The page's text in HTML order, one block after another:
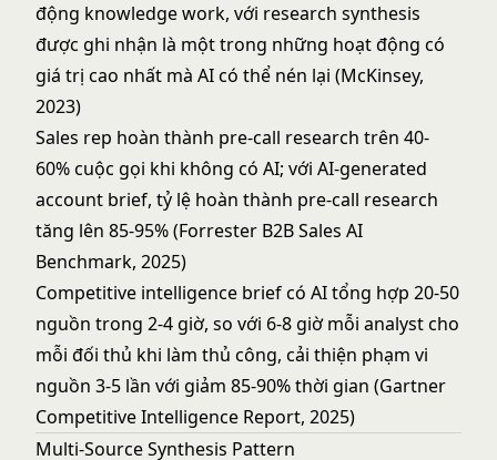
động knowledge work, với research synthesis
được ghi nhận là một trong những hoạt động có
giá trị cao nhất mà AI có thể nén lại (McKinsey,
2023)
Sales rep hoàn thành pre-call research trên 40-
60% cuộc gọi khi không có AI; với AI-generated
account brief, tỷ lệ hoàn thành pre-call research
tăng lên 85-95% (Forrester B2B Sales AI
Benchmark, 2025)
Competitive intelligence brief có AI tổng hợp 20-50
nguồn trong 2-4 giờ, so với 6-8 giờ mỗi analyst cho
mỗi đối thủ khi làm thủ công, cải thiện phạm vi
nguồn 3-5 lần với giảm 85-90% thời gian (Gartner
Competitive Intelligence Report, 2025)
Multi-Source Synthesis Pattern